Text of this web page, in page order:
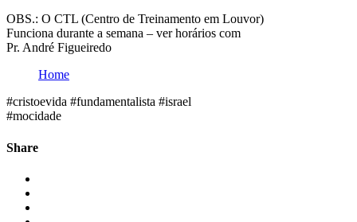
OBS.: O CTL (Centro de Treinamento em Louvor)
Funciona durante a semana – ver horários com
Pr. André Figueiredo
Home
#cristoevida #fundamentalista #israel
#mocidade
Share